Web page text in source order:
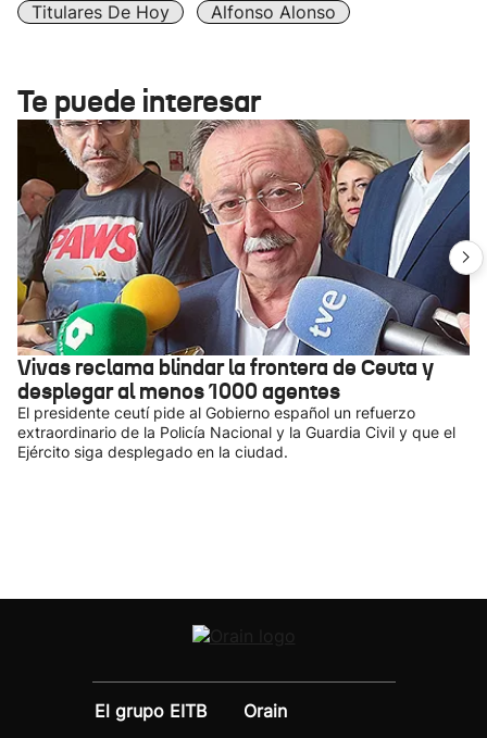
Titulares De Hoy
Alfonso Alonso
Te puede interesar
Vivas reclama blindar la frontera de Ceuta y
desplegar al menos 1000 agentes
El presidente ceutí pide al Gobierno español un refuerzo
extraordinario de la Policía Nacional y la Guardia Civil y que el
Ejército siga desplegado en la ciudad.
El grupo EITB
Orain